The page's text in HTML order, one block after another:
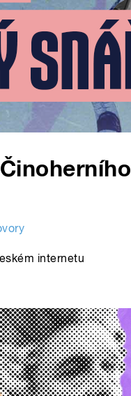
internetu